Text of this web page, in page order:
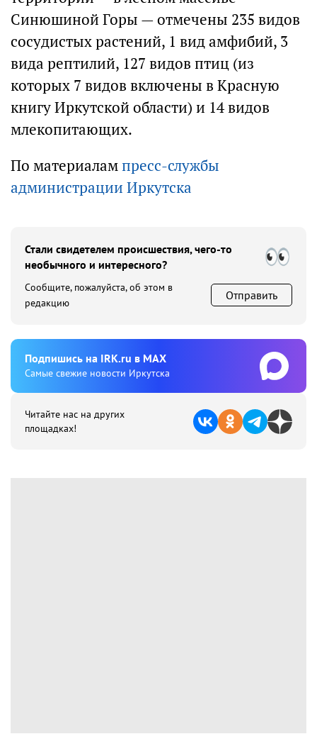
Синюшиной Горы — отмечены 235 видов
сосудистых растений, 1 вид амфибий, 3
вида рептилий, 127 видов птиц (из
которых 7 видов включены в Красную
книгу Иркутской области) и 14 видов
млекопитающих.
По материалампресс-службы
администрации Иркутска
Стали свидетелем происшествия, чего-то
необычного и интересного?
Сообщите, пожалуйста, об этом в
редакцию
Отправить
Подпишиcь на IRK.ru в MAX
Cамые свежие новости Иркутска
Читайте нас на других
площадках!